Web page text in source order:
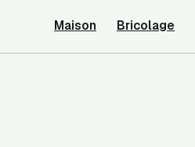
Maison Bricolage